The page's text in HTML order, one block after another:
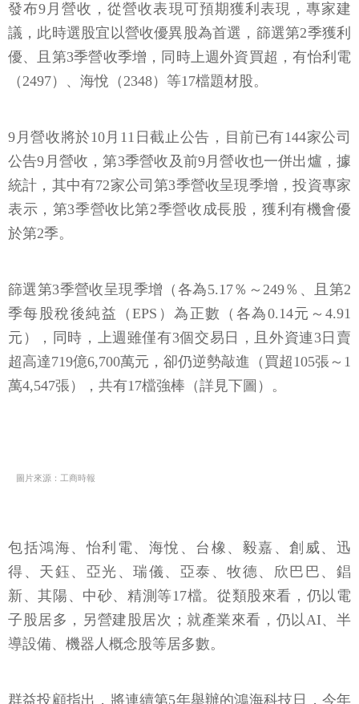
發布9月營收，從營收表現可預期獲利表現，專家建
議，此時選股宜以營收優異股為首選，篩選第2季獲利
優、且第3季營收季增，同時上週外資買超，有怡利電
（2497）、海悅（2348）等17檔題材股。
9月營收將於10月11日截止公告，目前已有144家公司
公告9月營收，第3季營收及前9月營收也一併出爐，據
統計，其中有72家公司第3季營收呈現季增，投資專家
表示，第3季營收比第2季營收成長股，獲利有機會優
於第2季。
篩選第3季營收呈現季增（各為5.17％～249％、且第2
季每股稅後純益（EPS）為正數（各為0.14元～4.91
元），同時，上週雖僅有3個交易日，且外資連3日賣
超高達719億6,700萬元，卻仍逆勢敲進（買超105張～1
萬4,547張），共有17檔強棒（詳見下圖）。
圖片來源：工商時報
包括鴻海、怡利電、海悅、台橡、毅嘉、創威、迅
得、天鈺、亞光、瑞儀、亞泰、牧德、欣巴巴、錩
新、其陽、中砂、精測等17檔。從類股來看，仍以電
子股居多，另營建股居次；就產業來看，仍以AI、半
導設備、機器人概念股等居多數。
群益投顧指出，將連續第5年舉辦的鴻海科技日，今年